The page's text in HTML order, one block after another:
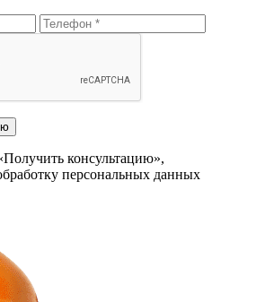
консультацию»,
персональных данных